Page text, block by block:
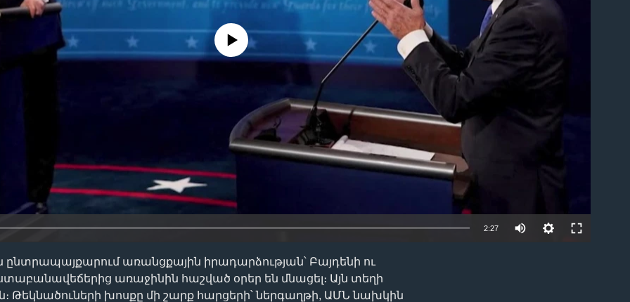
No media source currently available
2:27
առանցքային իրադարձության՝ Բայդենի ու
առաջինին հաշված օրեր են մնացել։ Այն տեղի
Թեկնածուների խոսքը մի շարք հարցերի՝ ներգաղթի, ԱՄՆ նախկին